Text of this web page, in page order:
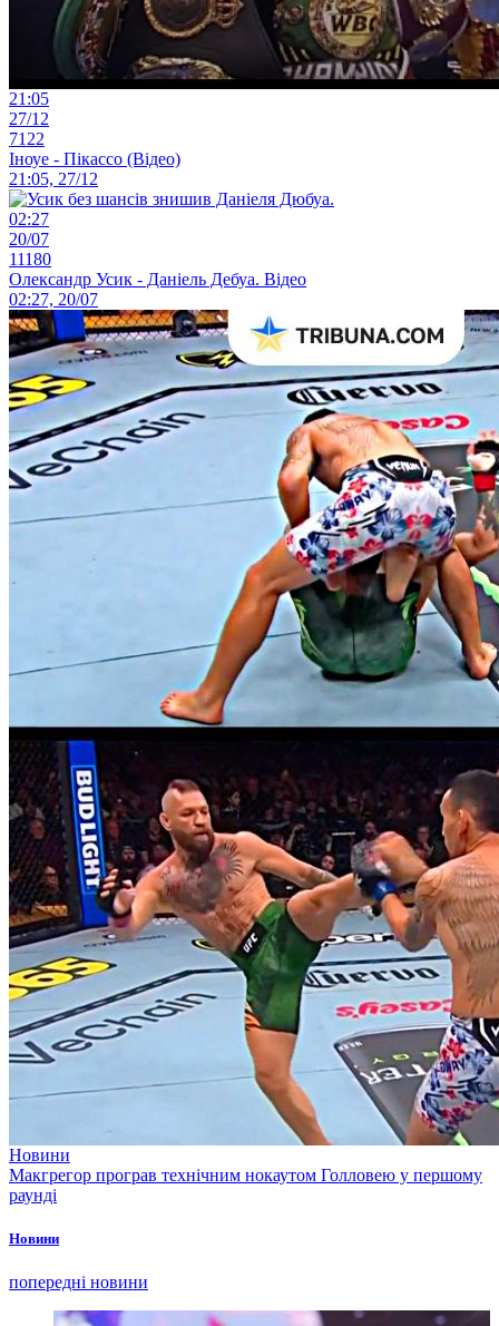
21:05
27/12
7122
Іноуе - Пікассо (Відео)
21:05, 27/12
02:27
20/07
11180
Олександр Усик - Даніель Дебуа. Відео
02:27, 20/07
Новини
Макгрегор програв технічним нокаутом Голловею у першому
раунді
Новини
попередні новини